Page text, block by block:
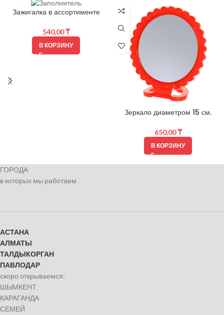
Зажигалка в ассортименте
540,00₸
В КОРЗИНУ
Зеркало диаметром 15 см.
650,00₸
В КОРЗИНУ
ГОРОДА
в которых мы работаем
АСТАНА
АЛМАТЫ
ТАЛДЫКОРГАН
ПАВЛОДАР
скоро открываемся:
ШЫМКЕНТ
КАРАГАНДА
СЕМЕЙ